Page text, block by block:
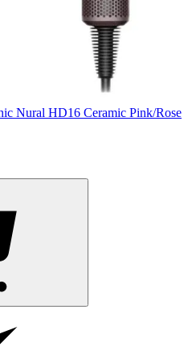
Nural HD16 Ceramic Pink/Rose